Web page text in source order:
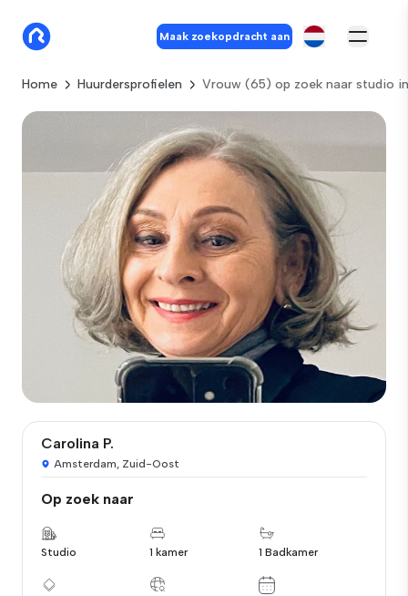
Maak zoekopdracht aan
Home Huurdersprofielen Vrouw (65) op zoek naar studio
Carolina P.
Amsterdam, Zuid-Oost
Op zoek naar
Studio 1 kamer 1 Badkamer